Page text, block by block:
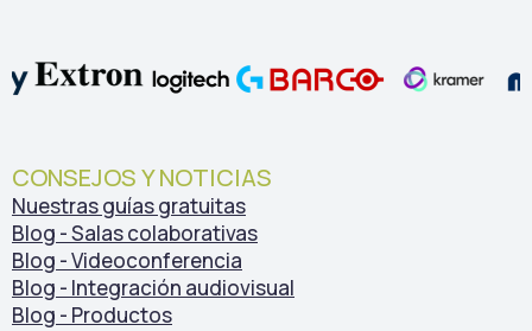
CONSEJOS Y NOTICIAS
Nuestras guías gratuitas
Blog - Salas colaborativas
Blog - Videoconferencia
Blog - Integración audiovisual
Blog - Productos